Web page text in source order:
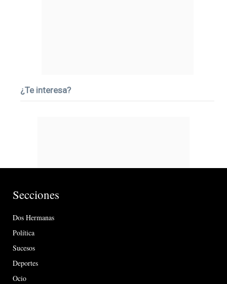
¿Te interesa?
Secciones
Dos Hermanas
Política
Sucesos
Deportes
Ocio